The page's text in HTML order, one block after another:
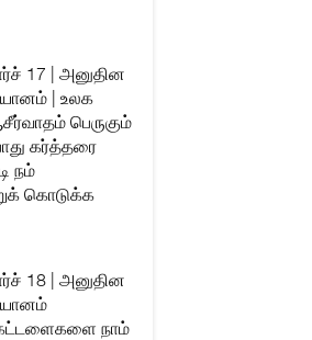
17 | அனுதின
| உலக
பெருகும்
கர்த்தரை
நம்
கொடுக்க
18 | அனுதின
கட்டளைகளை நாம்